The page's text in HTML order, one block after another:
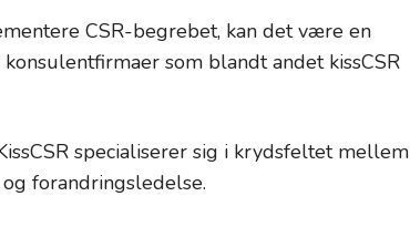
CSR-begrebet, kan det være en
som blandt andet kissCSR
specialiserer sig i krydsfeltet mellem
forandringsledelse.